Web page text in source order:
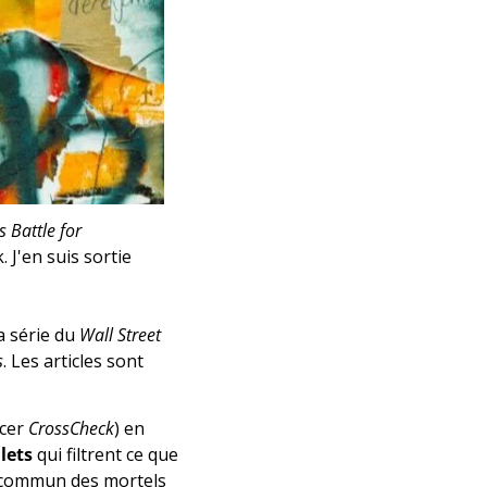
Battle for
J'en suis sortie
série du Wall Street
. Les articles sont
CrossCheck) en
qui filtrent ce que
des mortels